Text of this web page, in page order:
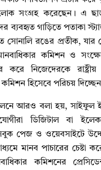
সংগ্রহ করেছেন। এ
ব্যবহৃত গাড়িতে পতাকা
সোনালি রঙের প্রতীক, যার
কমিশন ও
করে নিজেদেরকে রাষ্ট্রীয়
কমিশন হিসেবে পরিচয়
আরও বলা হয়, সাইফুল
ডিজিটাল বা
পেজ ও ওয়েবসাইটে
মানব পাচারের চেষ্টা
কমিশনের